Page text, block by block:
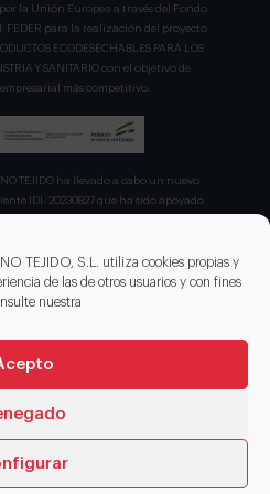
TEJIDO, S.L. utiliza cookies propias y
de las de otros usuarios y con fines
nuestra
la Unión Europea a través del Fondo
FEDER para la realización del proyecto
ECODESECHABLES PARA LOS
Y SANITARIO con el objetivo de
más competitivo.
NO TEJIDO ha llevado a cabo un nuevo
IDI- 20230827 que ha sido apoyado
e impresión de materiales
en el ámbito del packaging"
parcialmente reembolsable un 75%